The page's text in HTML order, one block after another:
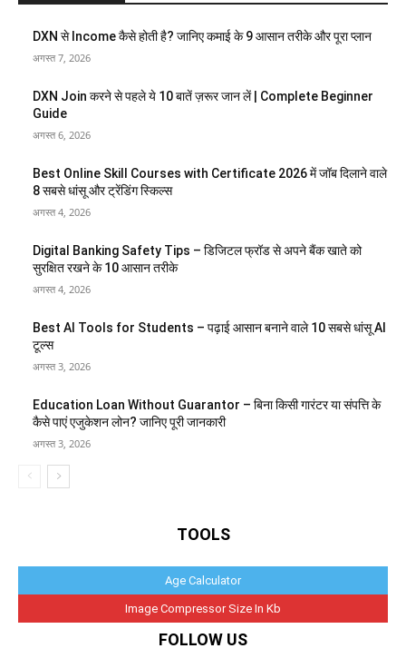
DXN से Income कैसे होती है? जानिए कमाई के 9 आसान तरीके और पूरा प्लान
अगस्त 7, 2026
DXN Join करने से पहले ये 10 बातें ज़रूर जान लें | Complete Beginner
Guide
अगस्त 6, 2026
Best Online Skill Courses with Certificate 2026 में जॉब दिलाने वाले
8 सबसे धांसू और ट्रेंडिंग स्किल्स
अगस्त 4, 2026
Digital Banking Safety Tips – डिजिटल फ्रॉड से अपने बैंक खाते को
सुरक्षित रखने के 10 आसान तरीके
अगस्त 4, 2026
Best AI Tools for Students – पढ़ाई आसान बनाने वाले 10 सबसे धांसू AI
टूल्स
अगस्त 3, 2026
Education Loan Without Guarantor – बिना किसी गारंटर या संपत्ति के
कैसे पाएं एजुकेशन लोन? जानिए पूरी जानकारी
अगस्त 3, 2026
TOOLS
Age Calculator
Image Compressor Size In Kb
FOLLOW US